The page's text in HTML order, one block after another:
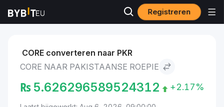
Registreren
Markten Core to Pakistaanse roepie
CORE converteren naar PKR
CORE NAAR PAKISTAANSE ROEPIE
₨ 5.626296589524312 +2.17%